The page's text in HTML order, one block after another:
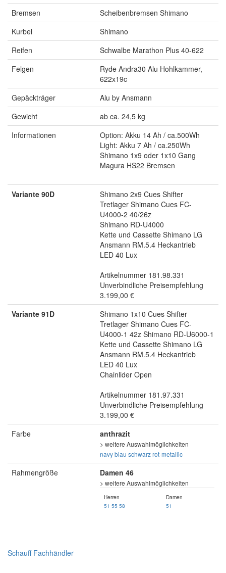
Bremsen
Scheibenbremsen Shimano
Kurbel
Shimano
Reifen
Schwalbe Marathon Plus 40-622
Felgen
Ryde Andra30 Alu Hohlkammer,
622x19c
Gepäckträger
Alu by Ansmann
Gewicht
ab ca. 24,5 kg
Informationen
Option: Akku 14 Ah / ca.500Wh
Light: Akku 7 Ah / ca.250Wh
Shimano 1x9 oder 1x10 Gang
Magura HS22 Bremsen
Variante 90D
Shimano 2x9 Cues Shifter
Tretlager Shimano Cues FC-
U4000-2 40/26z
Shimano RD-U4000
Kette und Cassette Shimano LG
Ansmann RM.5.4 Heckantrieb
LED 40 Lux
Artikelnummer 181.98.331
Unverbindliche Preisempfehlung
3.199,00 €
Variante 91D
Shimano 1x10 Cues Shifter
Tretlager Shimano Cues FC-
U4000-1 42z Shimano RD-U6000-1
Kette und Cassette Shimano LG
Ansmann RM.5.4 Heckantrieb
LED 40 Lux
Chainlider Open
Artikelnummer 181.97.331
Unverbindliche Preisempfehlung
3.199,00 €
Farbe
anthrazit
> weitere Auswahlmöglichkeiten
navy blau schwarzrot-metallic
Rahmengröße Damen 46
> weitere Auswahlmöglichkeiten
Herren
51 55 58
Damen
51
Schauff Fachhändler